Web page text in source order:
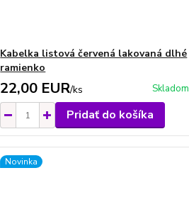
Kabelka listová červená lakovaná dlhé
ramienko
22,00 EUR/ks Skladom
Pridať do košíka
Novinka